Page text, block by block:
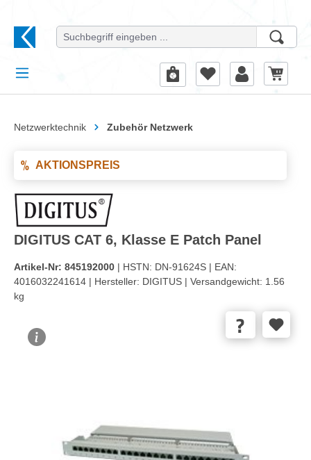
Netzwerktechnik Zubehör Netzwerk
AKTIONSPREIS
DIGITUS CAT 6, Klasse E Patch Panel
Artikel-Nr: 845192000 | HSTN: DN-91624S | EAN:
4016032241614 | Hersteller: DIGITUS | Versandgewicht: 1.56
kg